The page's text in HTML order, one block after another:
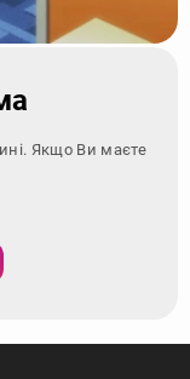
Якщо Ви маєте